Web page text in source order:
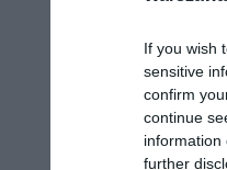
If you wish
sensitive
confirm
continue
information
further